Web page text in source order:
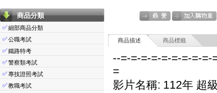
商品分類
✅細部商品分類
✅公職考試
✅鐵路特考
✅警察類考試
✅專技證照考試
✅教職考試
商品描述 商品標籤
--=-=-=-=-=-=-=-=-=-
=
影片名稱: 112年 超